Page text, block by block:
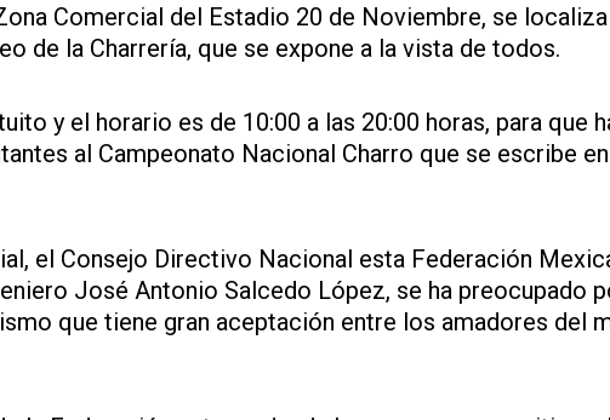
Comercial del Estadio 20 de Noviembre, se
de la Charrería, que se expone a la vista de todos.
y el horario es de 10:00 a las 20:00 horas, para que
al Campeonato Nacional Charro que se escribe en
el Consejo Directivo Nacional esta Federación
José Antonio Salcedo López, se ha preocupado
que tiene gran aceptación entre los amadores del